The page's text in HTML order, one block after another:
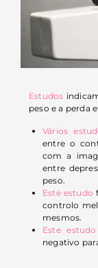
Estudos
peso e a perda
Vários
entre o
com a
entre
peso.
Este estudo
controlo
mesmos.
Este estudo
negativo